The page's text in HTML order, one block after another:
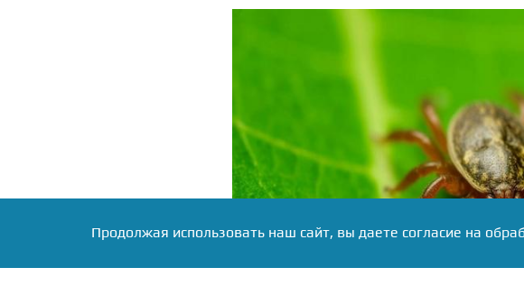
Продолжая использовать наш сайт, вы даете согласие на